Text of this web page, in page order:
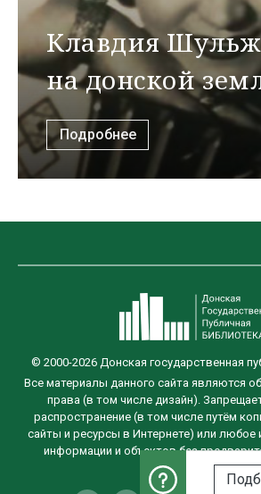
Клавдия
на донской
Подробнее
© 2000-2026 Донская государственная
Все материалы данного сайта являются
права (в том числе дизайн).
распространение (в том числе путём
сайты и ресурсы в Интернете) или любое
информации и объектов без
правообладателя.